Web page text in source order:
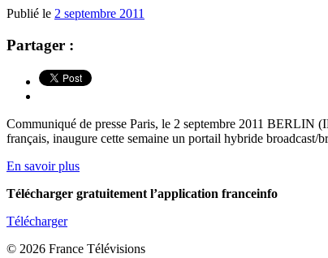
Publié le 2 septembre 2011
Partager :
Communiqué de presse Paris, le 2 septembre 2011 BERLIN
français, inaugure cette semaine un portail hybride broadcast/
En savoir plus
Télécharger gratuitement l’application franceinfo
Télécharger
© 2026 France Télévisions